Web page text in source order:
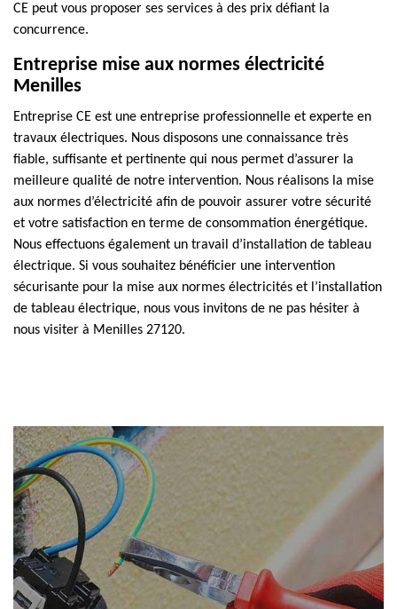
CE peut vous proposer ses services à des prix défiant la
concurrence.
Entreprise mise aux normes électricité
Menilles
Entreprise CE est une entreprise professionnelle et experte en
travaux électriques. Nous disposons une connaissance très
fiable, suffisante et pertinente qui nous permet d’assurer la
meilleure qualité de notre intervention. Nous réalisons la mise
aux normes d’électricité afin de pouvoir assurer votre sécurité
et votre satisfaction en terme de consommation énergétique.
Nous effectuons également un travail d’installation de tableau
électrique. Si vous souhaitez bénéficier une intervention
sécurisante pour la mise aux normes électricités et l’installation
de tableau électrique, nous vous invitons de ne pas hésiter à
nous visiter à Menilles 27120.